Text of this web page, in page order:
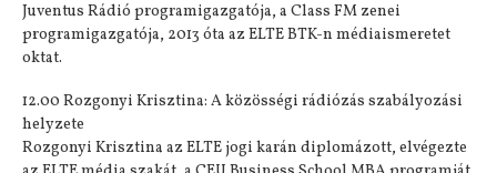
Juventus Rádió programigazgatója, a Class FM zenei
programigazgatója, 2013 óta az ELTE BTK-n médiaismeretet
oktat.
12.00 Rozgonyi Krisztina: A közösségi rádiózás szabályozási
helyzete
Rozgonyi Krisztina az ELTE jogi karán diplomázott, elvégezte